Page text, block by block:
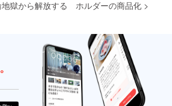
地獄から解放する ホルダーの商品化 >